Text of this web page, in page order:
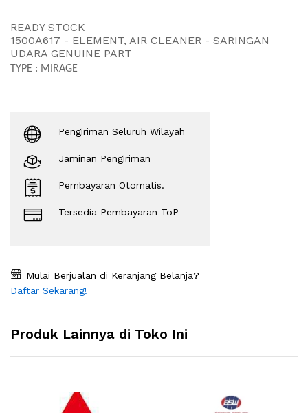
READY STOCK
1500A617 - ELEMENT, AIR CLEANER - SARINGAN
UDARA GENUINE PART
TYPE : MIRAGE
Pengiriman Seluruh Wilayah
Jaminan Pengiriman
Pembayaran Otomatis.
Tersedia Pembayaran ToP
Mulai Berjualan di Keranjang Belanja?
Daftar Sekarang!
Produk Lainnya di Toko Ini